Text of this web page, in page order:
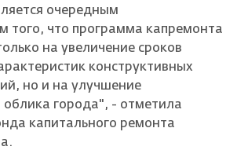
очередным
того, что программа капремонта
на увеличение сроков
конструктивных
но и на улучшение
облика города", - отметила
капитального ремонта